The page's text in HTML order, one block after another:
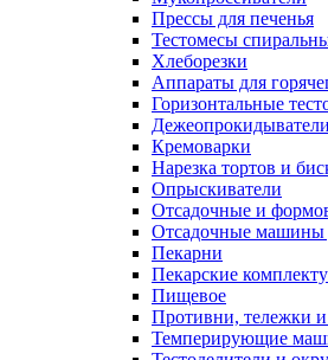
Прессы для печенья
Тестомесы
Хлеборезки
Аппараты для
Горизонтальные
Дежеопрокидыватели
Кремоварки
Нарезка тортов и
Опрыскиватели
Отсадочные и
Отсадочные машины
Пекарни
Пекарские
Пищевое
Противни, тележки
Темперирующие